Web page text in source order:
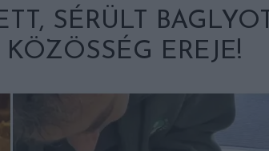
SÉRÜLT BAGLYOT
EREJE!